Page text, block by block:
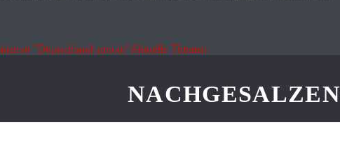
"Deutschland spricht"Aktuelle Themen
NACHGESALZEN